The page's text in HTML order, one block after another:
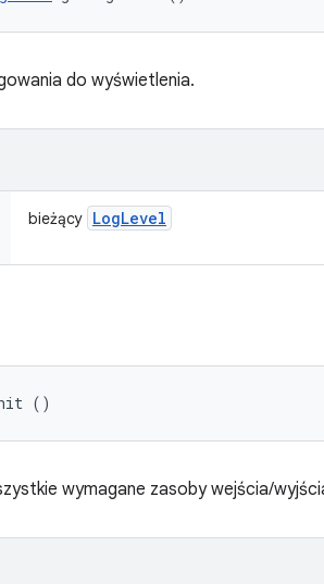
do wyświetlenia.
bieżący LogLevel
()
wymagane zasoby wejścia/